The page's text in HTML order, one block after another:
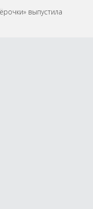
выпустила